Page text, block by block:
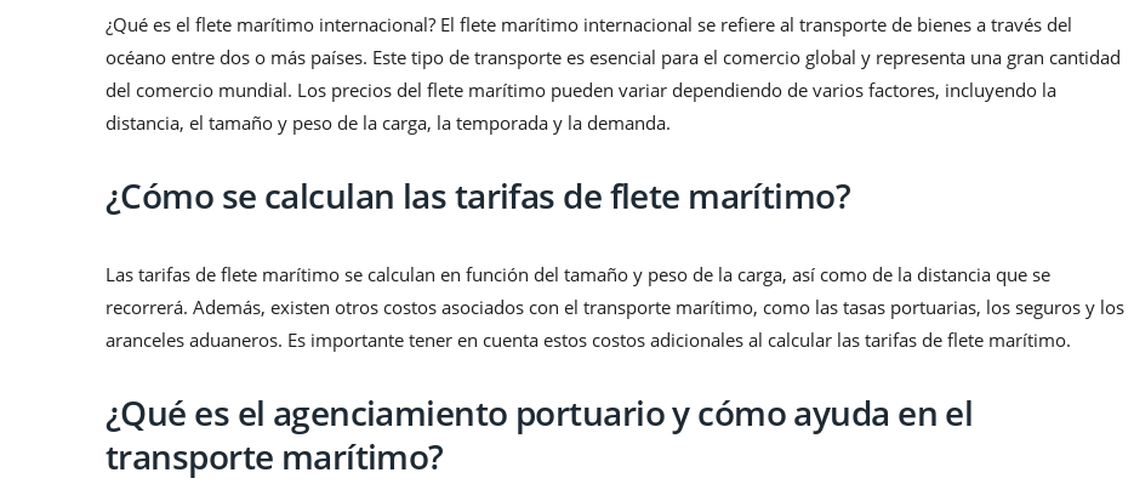
¿Qué es el flete marítimo internacional? El flete marítimo internacional se refiere al transporte de bienes a través del
océano entre dos o más países. Este tipo de transporte es esencial para el comercio global y representa una gran cantidad
del comercio mundial. Los precios del flete marítimo pueden variar dependiendo de varios factores, incluyendo la
distancia, el tamaño y peso de la carga, la temporada y la demanda.
¿Cómo se calculan las tarifas de flete marítimo?
Las tarifas de flete marítimo se calculan en función del tamaño y peso de la carga, así como de la distancia que se
recorrerá. Además, existen otros costos asociados con el transporte marítimo, como las tasas portuarias, los seguros y los
aranceles aduaneros. Es importante tener en cuenta estos costos adicionales al calcular las tarifas de flete marítimo.
¿Qué es el agenciamiento portuario y cómo ayuda en el
transporte marítimo?